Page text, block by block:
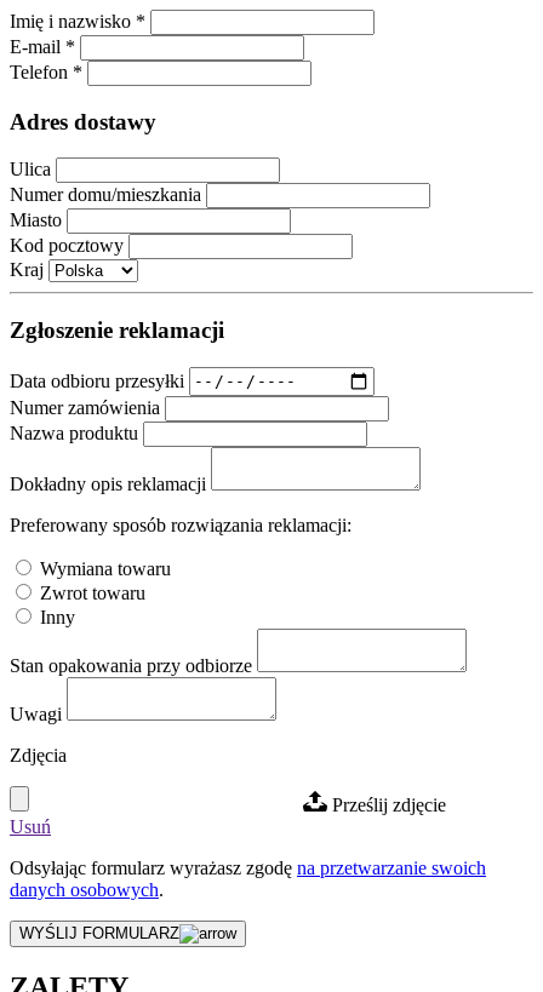
Imię i nazwisko *
E-mail *
Telefon *
Adres dostawy
Ulica
Numer domu/mieszkania
Miasto
Kod pocztowy
Kraj
Zgłoszenie reklamacji
Data odbioru przesyłki
Numer zamówienia
Nazwa produktu
Dokładny opis reklamacji
Preferowany sposób rozwiązania reklamacji:
Wymiana towaru
Zwrot towaru
Inny
Stan opakowania przy odbiorze
Uwagi
Zdjęcia
Prześlij zdjęcie
Usuń
Odsyłając formularz wyrażasz zgodę na przetwarzanie swoich
danych osobowych.
WYŚLIJ FORMULARZ